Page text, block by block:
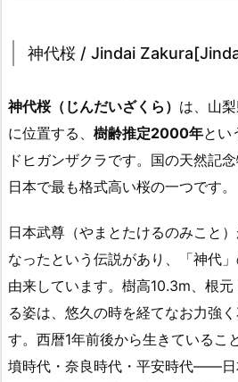
神代桜 / Jindai
神代桜（じんだいざくら） は、山
に位置する、 樹齢推定2000年とい
ドヒガンザクラです。国の天然記念
日本で最も格式高い桜の一つです。
日本武尊（やまとたけるのみこと
なったという伝説があり、「神代
由来しています。樹高10.3m、根元
る姿は、悠久の時を経てなお力強
す。西暦1年前後から生きているこ
墳時代・奈良時代・平安時代——日